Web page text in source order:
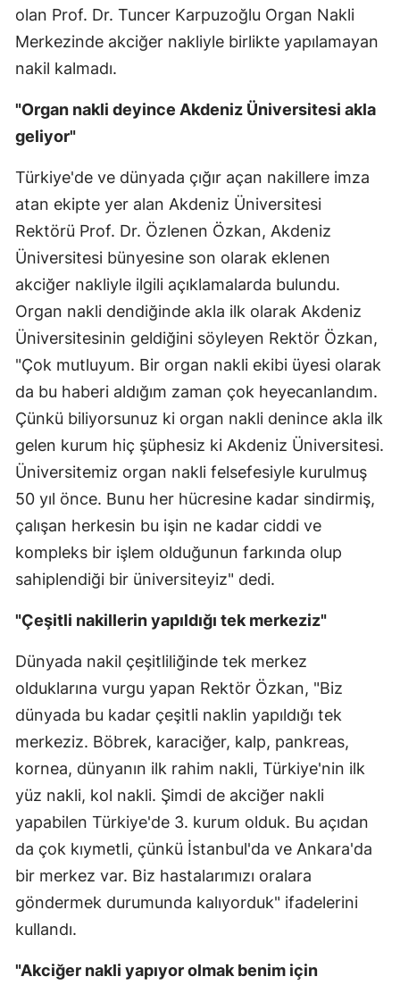
olan Prof. Dr. Tuncer Karpuzoğlu Organ Nakli
Merkezinde akciğer nakliyle birlikte yapılamayan
nakil kalmadı.
"Organ nakli deyince Akdeniz Üniversitesi akla
geliyor"
Türkiye'de ve dünyada çığır açan nakillere imza
atan ekipte yer alan Akdeniz Üniversitesi
Rektörü Prof. Dr. Özlenen Özkan, Akdeniz
Üniversitesi bünyesine son olarak eklenen
akciğer nakliyle ilgili açıklamalarda bulundu.
Organ nakli dendiğinde akla ilk olarak Akdeniz
Üniversitesinin geldiğini söyleyen Rektör Özkan,
"Çok mutluyum. Bir organ nakli ekibi üyesi olarak
da bu haberi aldığım zaman çok heyecanlandım.
Çünkü biliyorsunuz ki organ nakli denince akla ilk
gelen kurum hiç şüphesiz ki Akdeniz Üniversitesi.
Üniversitemiz organ nakli felsefesiyle kurulmuş
50 yıl önce. Bunu her hücresine kadar sindirmiş,
çalışan herkesin bu işin ne kadar ciddi ve
kompleks bir işlem olduğunun farkında olup
sahiplendiği bir üniversiteyiz" dedi.
"Çeşitli nakillerin yapıldığı tek merkeziz"
Dünyada nakil çeşitliliğinde tek merkez
olduklarına vurgu yapan Rektör Özkan, "Biz
dünyada bu kadar çeşitli naklin yapıldığı tek
merkeziz. Böbrek, karaciğer, kalp, pankreas,
kornea, dünyanın ilk rahim nakli, Türkiye'nin ilk
yüz nakli, kol nakli. Şimdi de akciğer nakli
yapabilen Türkiye'de 3. kurum olduk. Bu açıdan
da çok kıymetli, çünkü İstanbul'da ve Ankara'da
bir merkez var. Biz hastalarımızı oralara
göndermek durumunda kalıyorduk" ifadelerini
kullandı.
"Akciğer nakli yapıyor olmak benim için